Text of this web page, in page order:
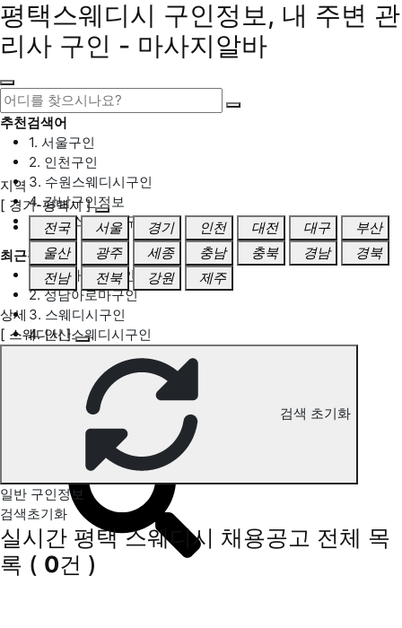
평택스웨디시 구인정보, 내 주변 관
리사 구인 - 마사지알바
추천검색어
1. 서울구인
2. 인천구인
3. 수원스웨디시구인
4. 강남구인정보
5. 동탄스웨디시구인
최근검색어
1. 일산마사지구인
2. 성남아로마구인
3. 스웨디시구인
4. 안산스웨디시구인
평택 스웨디시 구인정보
지역
[ 경기-평택시 ]
전국
서울 경기 인천 대전 대구
부산
울산
광주 세종 충남 충북 경남
경북
전남
전북 강원 제주
상세
[ 스웨디시 ]
검색 초기화
일반 구인정보
검색초기화
실시간 평택 스웨디시 채용공고 전체 목
록 ( 0건 )